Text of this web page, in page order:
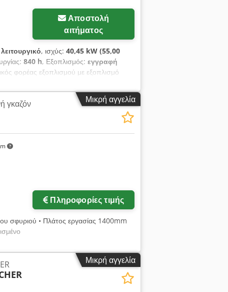
Αποστολή
αιτήματος
, ισχύς: 40,45 kW (55,00
840 h, Εξοπλισμός: εγγραφή
φορέας εξοπλισμού με εξοπλισμό
πλάτος κοπής 165 cm 2. STOLL τύπου
ο φορέας εξοπλισμού HOLDER C55SC
με τον μετρητή και βρίσκεται σε
μηχανημάτων. - Καθαρή τιμή
κατόπιν συνεννόησης -
την απόσταση! - Με χαρά θα σας
συνεργάτη μας στη χρηματοδοτική
Μικρή αγγελία
γκαζόν
Πληροφορίες τιμής
σφυριού • Πλάτος εργασίας 1400mm
Μικρή αγγελία